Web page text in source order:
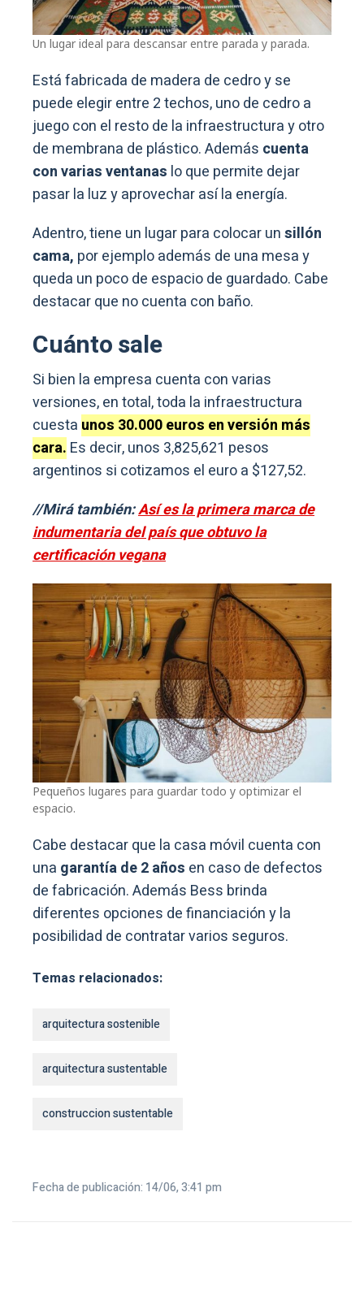
Un lugar ideal para descansar entre parada y parada.
Está fabricada de madera de cedro y se
puede elegir entre 2 techos, uno de cedro a
juego con el resto de la infraestructura y otro
de membrana de plástico. Además cuenta
con varias ventanas lo que permite dejar
pasar la luz y aprovechar así la energía.
Adentro, tiene un lugar para colocar unsillón
cama, por ejemplo además de una mesa y
queda un poco de espacio de guardado. Cabe
destacar que no cuenta con baño.
Cuánto sale
Si bien la empresa cuenta con varias
versiones, en total, toda la infraestructura
cuesta unos 30.000 euros en versión más
cara. Es decir, unos 3,825,621 pesos
argentinos si cotizamos el euro a $127,52.
//Mirá también:Así es la primera marca de
indumentaria del país que obtuvo la
certificación vegana
Pequeños lugares para guardar todo y optimizar el
espacio.
Cabe destacar que la casa móvil cuenta con
una garantía de 2 años en caso de defectos
de fabricación. Además Bess brinda
diferentes opciones de financiación y la
posibilidad de contratar varios seguros.
Temas relacionados:
arquitectura sostenible
arquitectura sustentable
construccion sustentable
Fecha de publicación: 14/06, 3:41 pm